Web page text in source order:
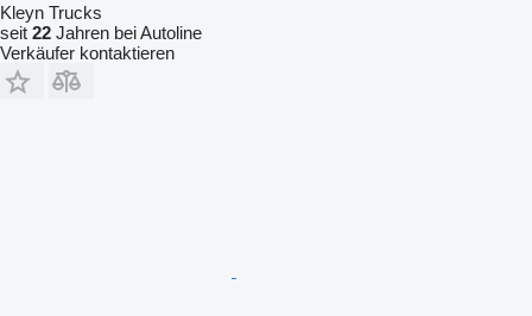
Kleyn Trucks
seit 22 Jahren bei Autoline
Verkäufer kontaktieren